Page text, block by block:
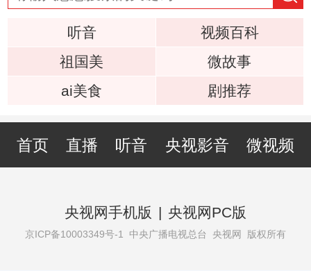
听音
视频百科
祖国美
微故事
ai美食
剧推荐
首页 直播 听音 央视影音 微视频
央视网手机版 | 央视网PC版
京ICP备10003349号-1 中央广播电视总台 央视网 版权所有